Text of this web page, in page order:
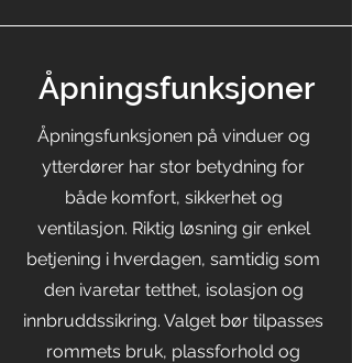
Åpningsfunksjoner
Åpningsfunksjonen på vinduer og
ytterdører har stor betydning for
både komfort, sikkerhet og
ventilasjon. Riktig løsning gir enkel
betjening i hverdagen, samtidig som
den ivaretar tetthet, isolasjon og
innbruddssikring. Valget bør tilpasses
rommets bruk, plassforhold og